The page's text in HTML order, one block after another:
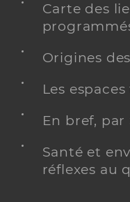
Carte des
Origines
Les
En bref, par
Santé et
réflexes au